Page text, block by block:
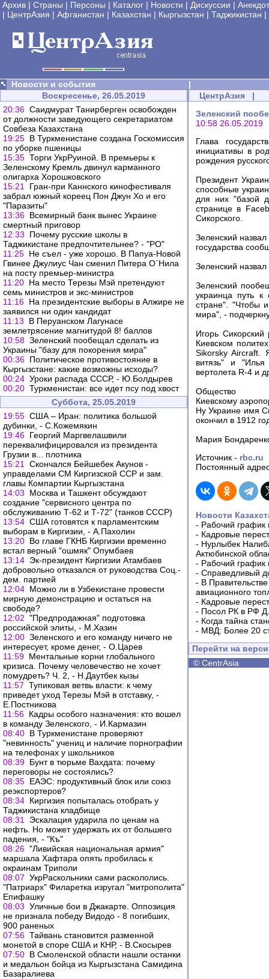
Архив | Страны | Персоны | Каталог | Новости | Дискуссии |
| ЦентрАзия | Афганистан | Казахстан | Кыргызстан | Таджикистан |
Новости и события
|
Воскресенье, 26.05.2019
20:36 Саидмурат Танирберген освобожден
от должности заведующего секретариатом
Совбеза Казахстана
19:25 В Туркменистане создана Госкомиссия
по уборке пшеницы
15:35 Торги УкрРуиной. В премьеры к
Зеленcкому Кремль двинул карманного
олигарха Хорошковского
15:21
Гран-при Каннского кинофестиваля
забрал южный кореец Пон Джун Хо и его
"Паразиты"
13:36 Всемирный банк вынес Украине
смертный приговор
12:33
Почему русские школы в
Таджикистане предпочтительнее? - "РО"
11:25 Не съел - уже хорошо. В Папуа-Новой
Гвинее Джулиус Чан сменил Питера О`Нила
на посту премьер-министра
11:20 На место Терезы Мэй претендуют
семь министров и экс-министров
11:16 На президентские выборы в Алжире не
заявился ни один кандидат
11:13
В Перуанском Лагунасе
землетрясение магнитудой 8! баллов
10:58 Зеленский пообещал сделать из
Украины "базу для покорения мира"
00:36 Политическое противостояние в
Кыргызстане: какие возможны исходы?
00:24 Уроки распада СССР, - Ю.Болдырев
00:20 Туркменистан: все идет псу под хвост
Суббота, 25.05.2019
19:55 США – Иран: политика большой
дубинки, - С.Кожемякин
19:46 Георгий Маргвелашвили
переквалифицировался из президента
Грузии в... плотника
15:21
Скончался Бейшебек Акунов -
управделами СМ Киргизской ССР и зам.
главы Компартии Кыргызстана
14:03
Москва и Ташкент обсуждают
создание "сервисного центра по
обслуживанию Т-62 и Т-72" (танков СССР)
13:54 США готовятся к парламентским
выборам в Киргизии, - А.Пахолин
13:20 Во главе ГКНБ Киргизии временно
встал верный "ошмяк" Опумбаев
13:14 Эк-президент Киргизии Атамбаев
добровольно отказался от руководства Соц.-
дем. партией
12:04 Можно ли в Узбекистане провести
мирную демонстрацию и остаться на
свободе?
12:02 "Предпродажная" подготовка
российской элиты, - М.Хазин
12:00 Зеленского и его команду ничего не
интересует, кроме денег, - О.Царев
11:59 Ментальные корни глобального
кризиса. Почему человечество не хочет
помудреть? Ч. 2, - Н.Даутбек кызы
11:57 Тупиковая ветвь власти: к чему
приведет уход Терезы Мэй в отставку, -
Е.Постникова
11:56 Кадры особого назначения: кто вошел
в команду Зеленского, - И.Кармазин
08:40 В Туркменистане проверяют
"невинность" учениц и наличие порнографии
на телефонах у школьников
08:39 Бунт в тюрьме Вахдата: почему
переговоры не состоялись?
08:35 ЕАЭC: продуктивный блок или союз
реэкспортеров?
08:34 Киргизия попыталась отобрать у
Таджикистана кладбище
08:31
Эскалация ударила по ценам на
нефть. Но может удержать их от большего
падения, - "Къ"
08:26 "Ливийская национальная армия"
маршала Хафтара опять пробилась к
окраинам Триполи
08:07 УкрРаскольники сами раскололись.
"Патриарх" Филаретка изругал "митрополита"
Епифашку
08:03 Уличные бои в Джакарте. Оппозиция
не признала победу Видодо - 8 погибших,
900 раненых
07:56 Тайвань становится разменной
монетой в споре США и КНР, - В.Скосырев
07:50 В Смоленской области нашли останки
и медальон бойца из Кыргызстана Самидина
Базаралиева
ЦентрАзия |
Зеленский
10:58 26.05.2019
Глава
инициативы в
рождения
Президент
способные
для них "базой
странице в
Сикорского.
Зеленский
государства
Зеленский
Зеленский
украинца путь к
стране". "Чтобы
мира", -
Игорь
Киевском
Sikorsky Aircraft.
витязь" и "Илья
вертолета R-4 и
Общество
Киевскому
Ну Украине имя
окончил в 1912
Мария
Источник - rbc.ru
Постоянный
Новости
- Рабочий график
- Кадровые
- Нурлыбек
Актюбинской
- Рабочий график
- Справедливый
- В
авиационного
- Кадровые
- Посол РК в РФ
- Когда тайна
- МВД: Более 20
Перейти на
© CentrAsia